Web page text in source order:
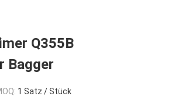
Q355B
Bagger
1 Satz / Stück